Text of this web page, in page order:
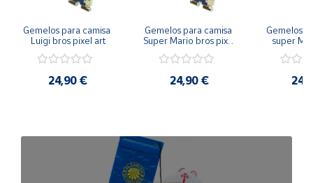
Gemelos para camisa
Luigi bros pixel art
24,90 €
Gemelos para camisa
Super Mario bros pixel
24,90 €
Gemelos
super